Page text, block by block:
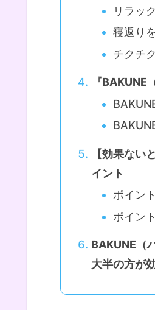
リラッ
寝返り
チクチ
『
【効果ない
イント
ポイン
ポイン
BAKUNE（
大半の方が